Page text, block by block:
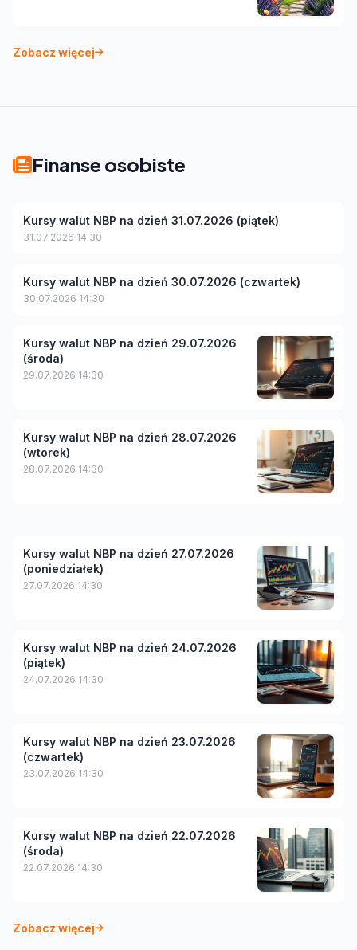
Zobacz więcej
Finanse osobiste
Kursy walut NBP na dzień 31.07.2026 (piątek)
31.07.2026 14:30
Kursy walut NBP na dzień 30.07.2026 (czwartek)
30.07.2026 14:30
Kursy walut NBP na dzień 29.07.2026
(środa)
29.07.2026 14:30
Kursy walut NBP na dzień 28.07.2026
(wtorek)
28.07.2026 14:30
Kursy walut NBP na dzień 27.07.2026
(poniedziałek)
27.07.2026 14:30
Kursy walut NBP na dzień 24.07.2026
(piątek)
24.07.2026 14:30
Kursy walut NBP na dzień 23.07.2026
(czwartek)
23.07.2026 14:30
Kursy walut NBP na dzień 22.07.2026
(środa)
22.07.2026 14:30
Zobacz więcej